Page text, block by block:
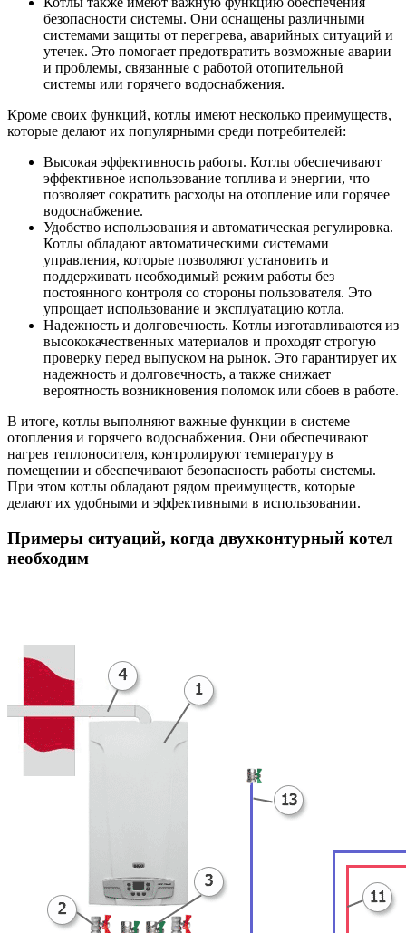
безопасности системы. Они оснащены различными
системами защиты от перегрева, аварийных ситуаций и
утечек. Это помогает предотвратить возможные аварии
и проблемы, связанные с работой отопительной
системы или горячего водоснабжения.
Кроме своих функций, котлы имеют несколько преимуществ,
которые делают их популярными среди потребителей:
Высокая эффективность работы. Котлы обеспечивают
эффективное использование топлива и энергии, что
позволяет сократить расходы на отопление или горячее
водоснабжение.
Удобство использования и автоматическая регулировка.
Котлы обладают автоматическими системами
управления, которые позволяют установить и
поддерживать необходимый режим работы без
постоянного контроля со стороны пользователя. Это
упрощает использование и эксплуатацию котла.
Надежность и долговечность. Котлы изготавливаются из
высококачественных материалов и проходят строгую
проверку перед выпуском на рынок. Это гарантирует их
надежность и долговечность, а также снижает
вероятность возникновения поломок или сбоев в работе.
В итоге, котлы выполняют важные функции в системе
отопления и горячего водоснабжения. Они обеспечивают
нагрев теплоносителя, контролируют температуру в
помещении и обеспечивают безопасность работы системы.
При этом котлы обладают рядом преимуществ, которые
делают их удобными и эффективными в использовании.
Примеры ситуаций, когда двухконтурный котел
необходим